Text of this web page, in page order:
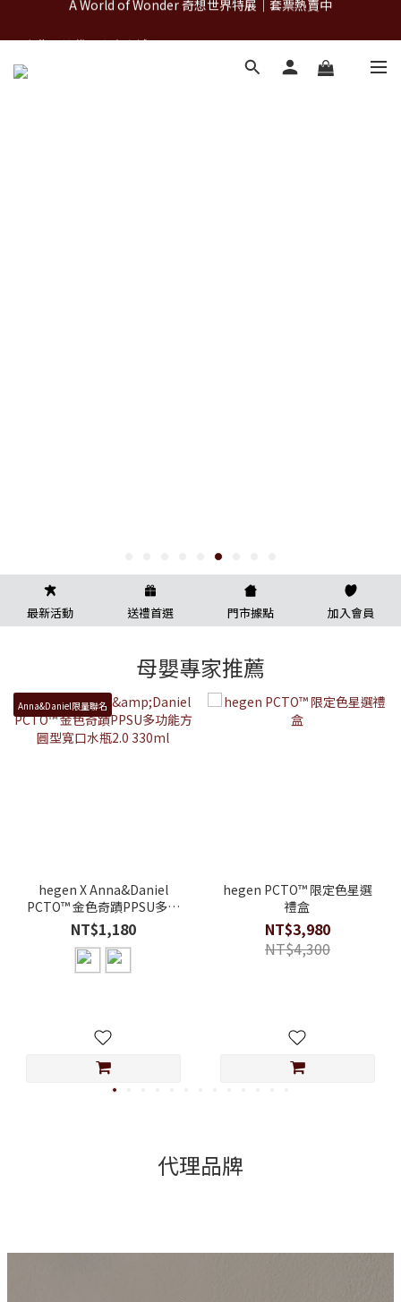
A World of Wonder 奇想世界特展｜套票熱賣中
最新活動 送禮首選 門市據點 加入會員
母嬰專家推薦
Anna&Daniel限量聯名
hegen X Anna&Daniel
PCTO™ 金色奇蹟PPSU多功
能方圓型寬口水瓶2.0 330ml
NT$1,180
hegen PCTO™ 限定色星選
禮盒
NT$3,980
NT$4,300
代理品牌